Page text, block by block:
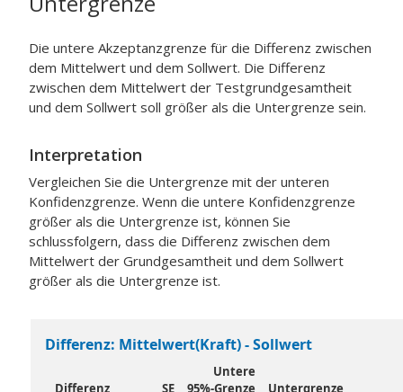
Die untere Akzeptanzgrenze für die Differenz zwischen
dem Mittelwert und dem Sollwert. Die Differenz
zwischen dem Mittelwert der Testgrundgesamtheit
und dem Sollwert soll größer als die Untergrenze sein.
Interpretation
Vergleichen Sie die Untergrenze mit der unteren
Konfidenzgrenze. Wenn die untere Konfidenzgrenze
größer als die Untergrenze ist, können Sie
schlussfolgern, dass die Differenz zwischen dem
Mittelwert der Grundgesamtheit und dem Sollwert
größer als die Untergrenze ist.
Differenz: Mittelwert(Kraft) - Sollwert
Differenz SE
Untere
95%-Grenze
Untergrenze